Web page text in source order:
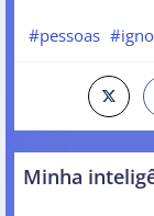
#pessoas
Minha